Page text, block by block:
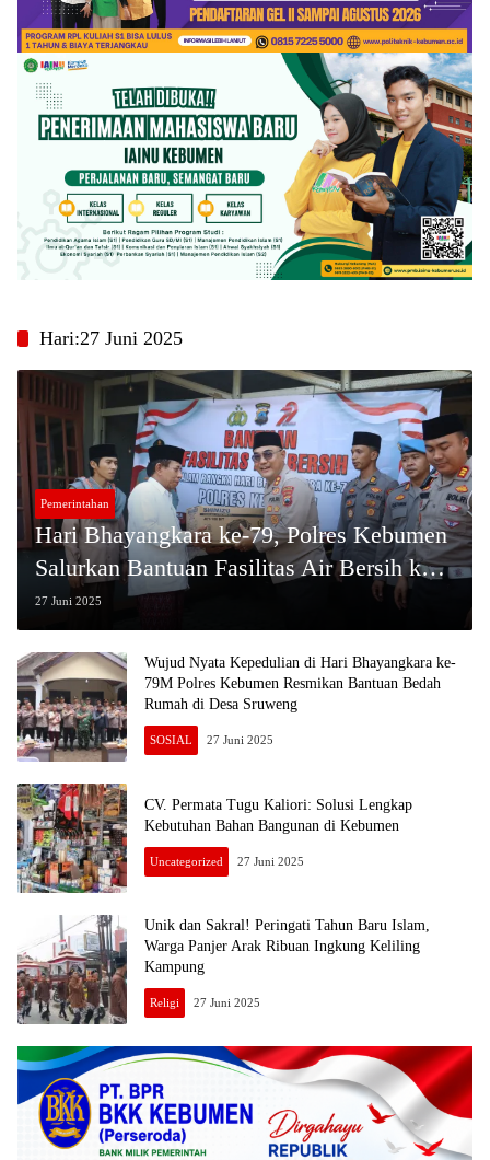
Hari:27 Juni 2025
Pemerintahan
Hari Bhayangkara ke-79, Polres Kebumen
Salurkan Bantuan Fasilitas Air Bersih ke
Pondok Pesantren
27 Juni 2025
Wujud Nyata Kepedulian di Hari Bhayangkara ke-
79M Polres Kebumen Resmikan Bantuan Bedah
Rumah di Desa Sruweng
SOSIAL 27 Juni 2025
CV. Permata Tugu Kaliori: Solusi Lengkap
Kebutuhan Bahan Bangunan di Kebumen
Uncategorized 27 Juni 2025
Unik dan Sakral! Peringati Tahun Baru Islam,
Warga Panjer Arak Ribuan Ingkung Keliling
Kampung
Religi 27 Juni 2025